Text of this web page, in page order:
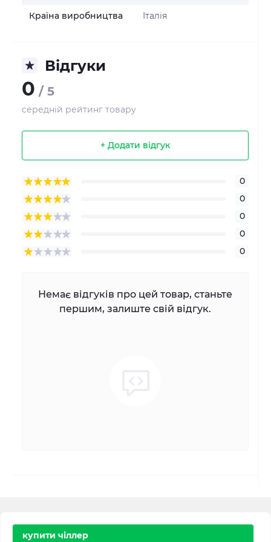
Країна виробництва Італія
Відгуки
0 / 5
середній рейтинг товару
+ Додати відгук
0
0
0
0
0
Немає відгуків про цей товар, станьте
першим, залиште свій відгук.
купити чіллер